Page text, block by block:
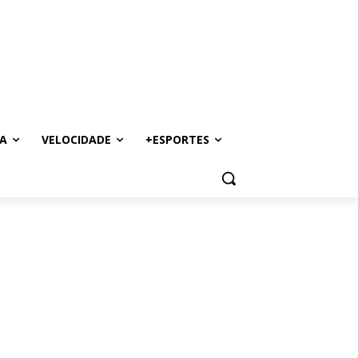
VELOCIDADE +ESPORTES